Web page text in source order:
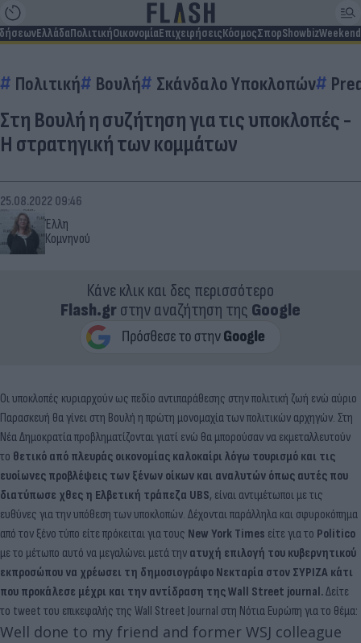
ΕλλάδαΠολιτικήΟικονομίαΕπιχειρήσειςΚόσμοςΣπορShowbizWeekend
Πολιτική Βουλή Σκάνδαλο Υποκλοπών
Στη Βουλή η συζήτηση για τις υποκλοπές -
Η στρατηγική των κομμάτων
Έλλη
Κομνηνού
25.08.2022 09:46
Κάνε κλικ και δες περισσότερο
Flash.grστην αναζήτηση της Google
Οι υποκλοπές κυριαρχούν ως πεδίο αντιπαράθεσης στην πολιτική ζωή ενώ αύριο
Παρασκευή θα γίνει στη Βουλή η πρώτη μονομαχία των πολιτικών αρχηγών. Στη
Νέα Δημοκρατία προβληματίζονται γιατί ενώ θα μπορούσαν να εκμεταλλευτούν
το θετικό από πλευράς οικονομίας καλοκαίρι λόγω τουρισμό και τις
ευοίωνες προβλέψεις των ξένων οίκων και αναλυτών όπως αυτές που
διατύπωσε χθες η Ελβετική τράπεζα UBS, είναι αντιμέτωποι με τις
ευθύνες για την υπόθεση των υποκλοπών. Δέχονται παράλληλα και σφυροκόπημα
από τον ξένο τύπο είτε πρόκειται για τους New York Times είτε για το Politico
με το μέτωπο αυτό να μεγαλώνει μετά την ατυχή επιλογή του κυβερνητικού
εκπροσώπου να χρέωσει τη δημοσιογράφο Νεκταρία στον ΣΥΡΙΖΑ κάτι
που προκάλεσε μέχρι και την αντίδραση της Wall Street journal.Δείτε
το tweet του επικεφαλής της Wall Street Journal στη Νότια Ευρώπη για το θέμα:
Well done to my friend and former WSJ colleague